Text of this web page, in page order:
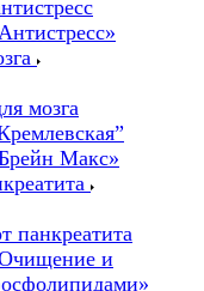
мозга
Макс»
панкреатита
и